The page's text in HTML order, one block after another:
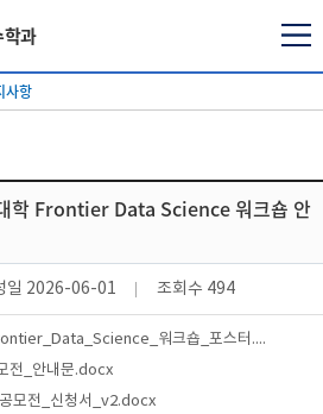
과
사항
학 Frontier Data Science 워크숍 안
일 2026-06-01 조회수 494
1._2026_자연과학대학_Frontier_Data_Science_워크숍_포스터.pdf
전_안내문.docx
모전_신청서_v2.docx